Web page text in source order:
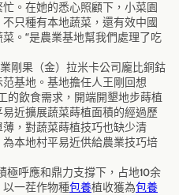
。在她的悉心照顧下，小菜園
只種有本地蔬菜，還有效中國
。“是農業基地幫我們處理了吃
剛果（金）拉米卡公司龐比銅鈷
基地。基地擔任人王剛回想
的飲食需求，開端開墾地步蒔植
近擴展蔬菜蒔植面積的經過歷
，對蔬菜蒔植技巧也缺少清
本地村平易近供給農業技巧培
呼應和鼎力支撐下，占地10余
一茬作物種包養植收獲為包養